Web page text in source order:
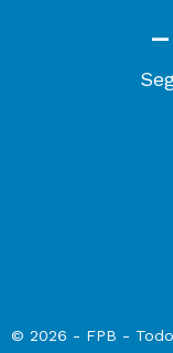
—
© 2026 - FPB -